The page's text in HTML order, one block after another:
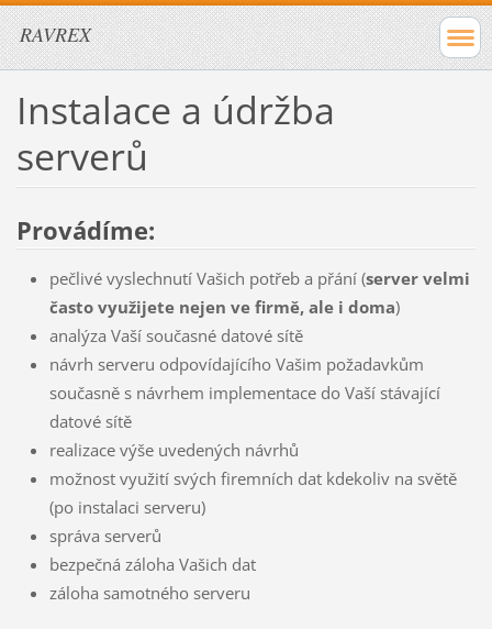
RAVREX
Instalace a údržba
serverů
Provádíme:
pečlivé vyslechnutí Vašich potřeb a přání (server velmi
často využijete nejen ve firmě, ale i doma)
analýza Vaší současné datové sítě
návrh serveru odpovídajícího Vašim požadavkům
současně s návrhem implementace do Vaší stávající
datové sítě
realizace výše uvedených návrhů
možnost využití svých firemních dat kdekoliv na světě
(po instalaci serveru)
správa serverů
bezpečná záloha Vašich dat
záloha samotného serveru